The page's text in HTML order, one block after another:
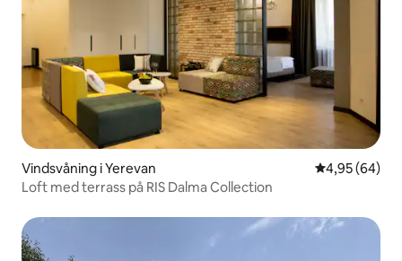
Vindsvåning i Yerevan 4,95 av 5 i
4,95 (64)
Loft med terrass på RIS Dalma Collection